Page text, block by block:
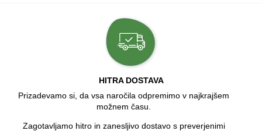
HITRA DOSTAVA
Prizadevamo si, da vsa naročila odpremimo v najkrajšem
možnem času.
Zagotavljamo hitro in zanesljivo dostavo s preverjenimi